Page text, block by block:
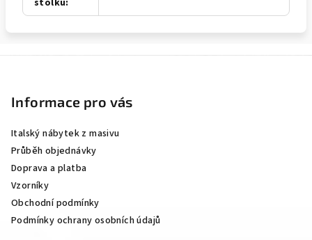
Informace pro vás
Italský nábytek z masivu
Průběh objednávky
Doprava a platba
Vzorníky
Obchodní podmínky
Podmínky ochrany osobních údajů